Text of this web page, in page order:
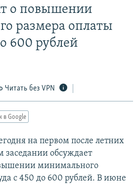
о повышении
размера оплаты
600 рублей
Читать без VPN
в Google
на первом после летних
заседании обсуждает
минимального
с 450 до 600 рублей. В июне